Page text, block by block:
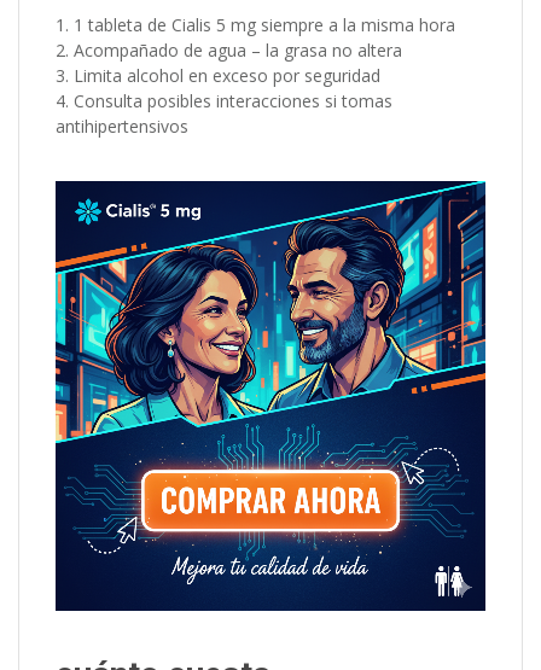
1 tableta de Cialis 5 mg siempre a la misma hora
Acompañado de agua – la grasa no altera
Limita alcohol en exceso por seguridad
Consulta posibles interacciones si tomas
antihipertensivos